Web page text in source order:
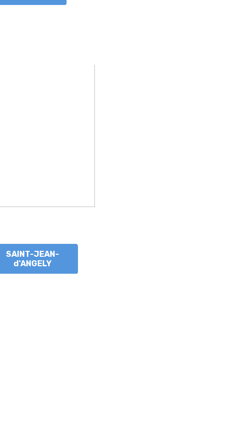
SAINT-JEAN-
d'ANGELY